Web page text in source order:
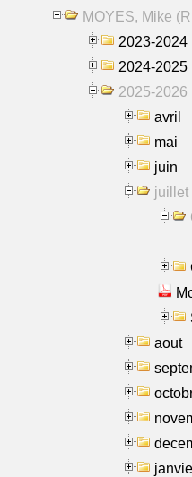
MOYES, Mike
2023-2024
2024-2025
2025-2026
avril
mai
juin
juillet
aout